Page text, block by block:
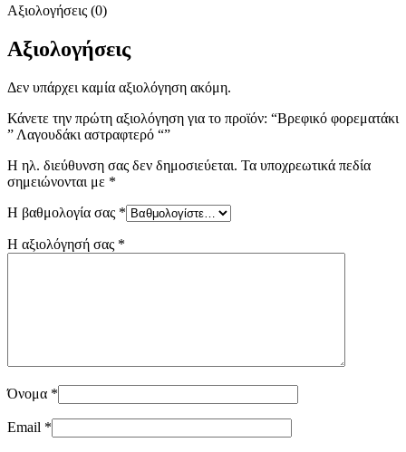
Αξιολογήσεις (0)
Αξιολογήσεις
Δεν υπάρχει καμία αξιολόγηση ακόμη.
Κάνετε την πρώτη αξιολόγηση για το προϊόν: “Βρεφικό φορεματάκι
” Λαγουδάκι αστραφτερό “”
Η ηλ. διεύθυνση σας δεν δημοσιεύεται. Τα υποχρεωτικά πεδία
σημειώνονται με *
Η βαθμολογία σας *
Η αξιολόγησή σας *
Όνομα *
Email *